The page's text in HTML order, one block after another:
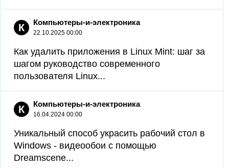
К Компьютеры-и-электроника
22.10.2025 00:00
Как удалить приложения в Linux Mint: шаг за
шагом руководство современного
пользователя Linux...
К Компьютеры-и-электроника
16.04.2024 00:00
Уникальный способ украсить рабочий стол в
Windows - видеообои с помощью
Dreamscene...